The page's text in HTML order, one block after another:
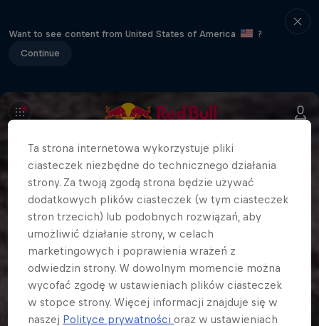
Want to see content from United States of America
?
Continue
Ta strona internetowa wykorzystuje pliki
ciasteczek niezbędne do technicznego działania
strony. Za twoją zgodą strona będzie używać
dodatkowych plików ciasteczek (w tym ciasteczek
stron trzecich) lub podobnych rozwiązań, aby
umożliwić działanie strony, w celach
marketingowych i poprawienia wrażeń z
odwiedzin strony. W dowolnym momencie można
wycofać zgodę w ustawieniach plików ciasteczek
w stopce strony. Więcej informacji znajduje się w
naszej Polityce prywatnościoraz w ustawieniach